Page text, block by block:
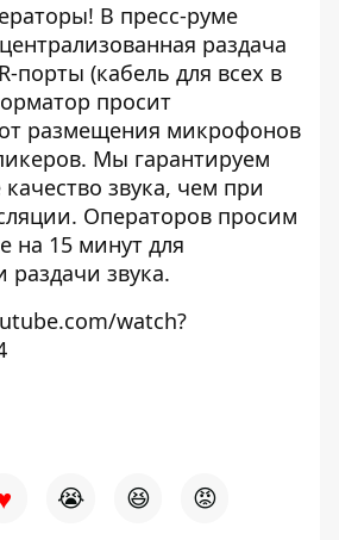
В пресс-руме
раздача
порты (кабель для всех в
просит
размещения микрофонов
Мы гарантируем
звука, чем при
Операторов просим
на 15 минут для
звука.
watch?
😭 😆 😡